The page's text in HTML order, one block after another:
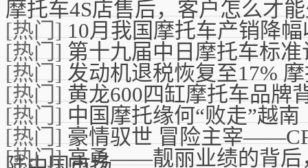
摩托车4S店售后，客户怎么才
[热门]10月我国摩托车产销降幅
[热门]第十九届中日摩托车标
[热门]发动机退税恢复至17%
[热门]黄龙600四缸摩托车品牌
[热门]中国摩托缘何“败走”越南
[热门]豪情驭世 冒险主宰
[热门]高勇——靓丽业绩的背后